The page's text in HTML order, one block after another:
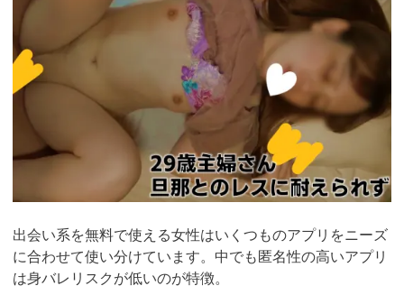
出会い系を無料で使える女性はいくつものアプリをニーズ
に合わせて使い分けています。中でも匿名性の高いアプリ
は身バレリスクが低いのが特徴。